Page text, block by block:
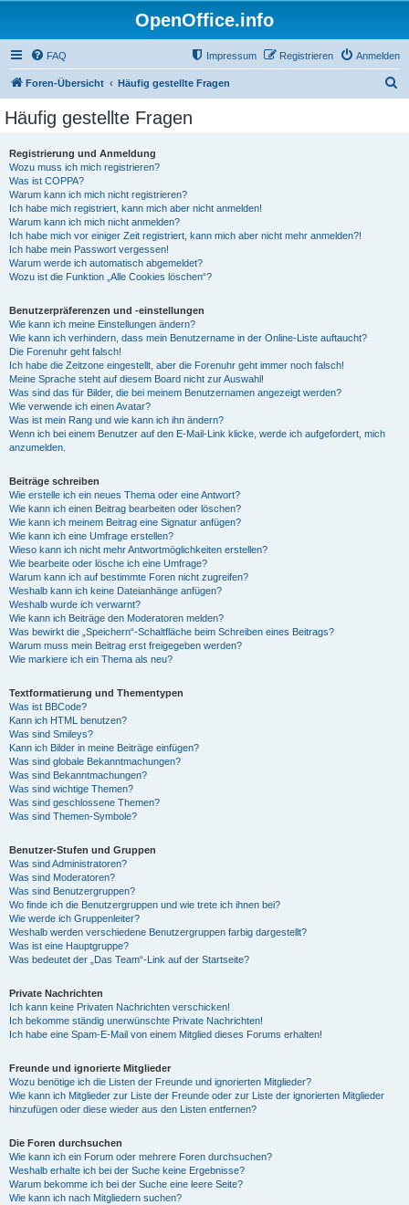
OpenOffice.info
FAQ Anmelden
Registrieren
Impressum
Foren-Übersicht Häufig gestellte Fragen
Häufig gestellte Fragen
Registrierung und Anmeldung
Wozu muss ich mich registrieren?
Was ist COPPA?
Warum kann ich mich nicht registrieren?
Ich habe mich registriert, kann mich aber nicht anmelden!
Warum kann ich mich nicht anmelden?
Ich habe mich vor einiger Zeit registriert, kann mich aber nicht mehr anmelden?!
Ich habe mein Passwort vergessen!
Warum werde ich automatisch abgemeldet?
Wozu ist die Funktion „Alle Cookies löschen“?
Benutzerpräferenzen und -einstellungen
Wie kann ich meine Einstellungen ändern?
Wie kann ich verhindern, dass mein Benutzername in der Online-Liste auftaucht?
Die Forenuhr geht falsch!
Ich habe die Zeitzone eingestellt, aber die Forenuhr geht immer noch falsch!
Meine Sprache steht auf diesem Board nicht zur Auswahl!
Was sind das für Bilder, die bei meinem Benutzernamen angezeigt werden?
Wie verwende ich einen Avatar?
Was ist mein Rang und wie kann ich ihn ändern?
Wenn ich bei einem Benutzer auf den E-Mail-Link klicke, werde ich aufgefordert, mich
anzumelden.
Beiträge schreiben
Wie erstelle ich ein neues Thema oder eine Antwort?
Wie kann ich einen Beitrag bearbeiten oder löschen?
Wie kann ich meinem Beitrag eine Signatur anfügen?
Wie kann ich eine Umfrage erstellen?
Wieso kann ich nicht mehr Antwortmöglichkeiten erstellen?
Wie bearbeite oder lösche ich eine Umfrage?
Warum kann ich auf bestimmte Foren nicht zugreifen?
Weshalb kann ich keine Dateianhänge anfügen?
Weshalb wurde ich verwarnt?
Wie kann ich Beiträge den Moderatoren melden?
Was bewirkt die „Speichern“-Schaltfläche beim Schreiben eines Beitrags?
Warum muss mein Beitrag erst freigegeben werden?
Wie markiere ich ein Thema als neu?
Textformatierung und Thementypen
Was ist BBCode?
Kann ich HTML benutzen?
Was sind Smileys?
Kann ich Bilder in meine Beiträge einfügen?
Was sind globale Bekanntmachungen?
Was sind Bekanntmachungen?
Was sind wichtige Themen?
Was sind geschlossene Themen?
Was sind Themen-Symbole?
Benutzer-Stufen und Gruppen
Was sind Administratoren?
Was sind Moderatoren?
Was sind Benutzergruppen?
Wo finde ich die Benutzergruppen und wie trete ich ihnen bei?
Wie werde ich Gruppenleiter?
Weshalb werden verschiedene Benutzergruppen farbig dargestellt?
Was ist eine Hauptgruppe?
Was bedeutet der „Das Team“-Link auf der Startseite?
Private Nachrichten
Ich kann keine Privaten Nachrichten verschicken!
Ich bekomme ständig unerwünschte Private Nachrichten!
Ich habe eine Spam-E-Mail von einem Mitglied dieses Forums erhalten!
Freunde und ignorierte Mitglieder
Wozu benötige ich die Listen der Freunde und ignorierten Mitglieder?
Wie kann ich Mitglieder zur Liste der Freunde oder zur Liste der ignorierten Mitglieder
hinzufügen oder diese wieder aus den Listen entfernen?
Die Foren durchsuchen
Wie kann ich ein Forum oder mehrere Foren durchsuchen?
Weshalb erhalte ich bei der Suche keine Ergebnisse?
Warum bekomme ich bei der Suche eine leere Seite?
Wie kann ich nach Mitgliedern suchen?